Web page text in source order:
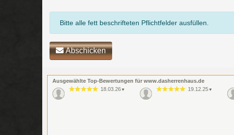
Bitte alle fett beschrifteten Pflichtfelder ausfüllen.
Abschicken
Ausgewählte Top-Bewertungen für www.dasherrenhaus.de
18.03.26 ▼ 19.12.25 ▼